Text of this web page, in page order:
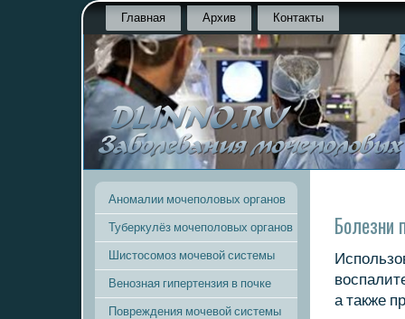
Главная Архив Контакты
Аномалии мочеполовых органов
Туберкулёз мочеполовых органов
Шистосомоз мочевой системы
Венозная гипертензия в почке
Повреждения мочевой системы
Болезни
а также